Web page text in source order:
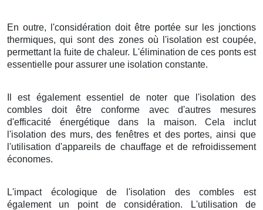
En outre, l'considération doit être portée sur les jonctions
thermiques, qui sont des zones où l'isolation est coupée,
permettant la fuite de chaleur. L'élimination de ces ponts est
essentielle pour assurer une isolation constante.
Il est également essentiel de noter que l'isolation des
combles doit être conforme avec d'autres mesures
d'efficacité énergétique dans la maison. Cela inclut
l'isolation des murs, des fenêtres et des portes, ainsi que
l'utilisation d'appareils de chauffage et de refroidissement
économes.
L'impact écologique de l'isolation des combles est
également un point de considération. L'utilisation de